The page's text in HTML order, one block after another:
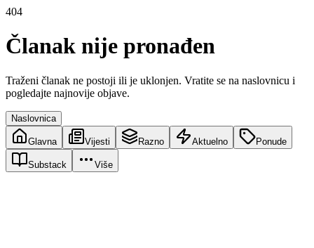
404
Članak nije pronađen
Traženi članak ne postoji ili je uklonjen. Vratite se na naslovnicu i
pogledajte najnovije objave.
Naslovnica
Glavna Vijesti Razno Aktuelno Ponude
Substack Više